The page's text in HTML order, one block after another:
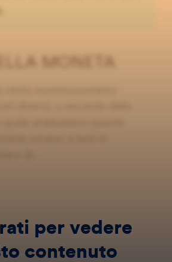
MONETA
per vedere
contenuto